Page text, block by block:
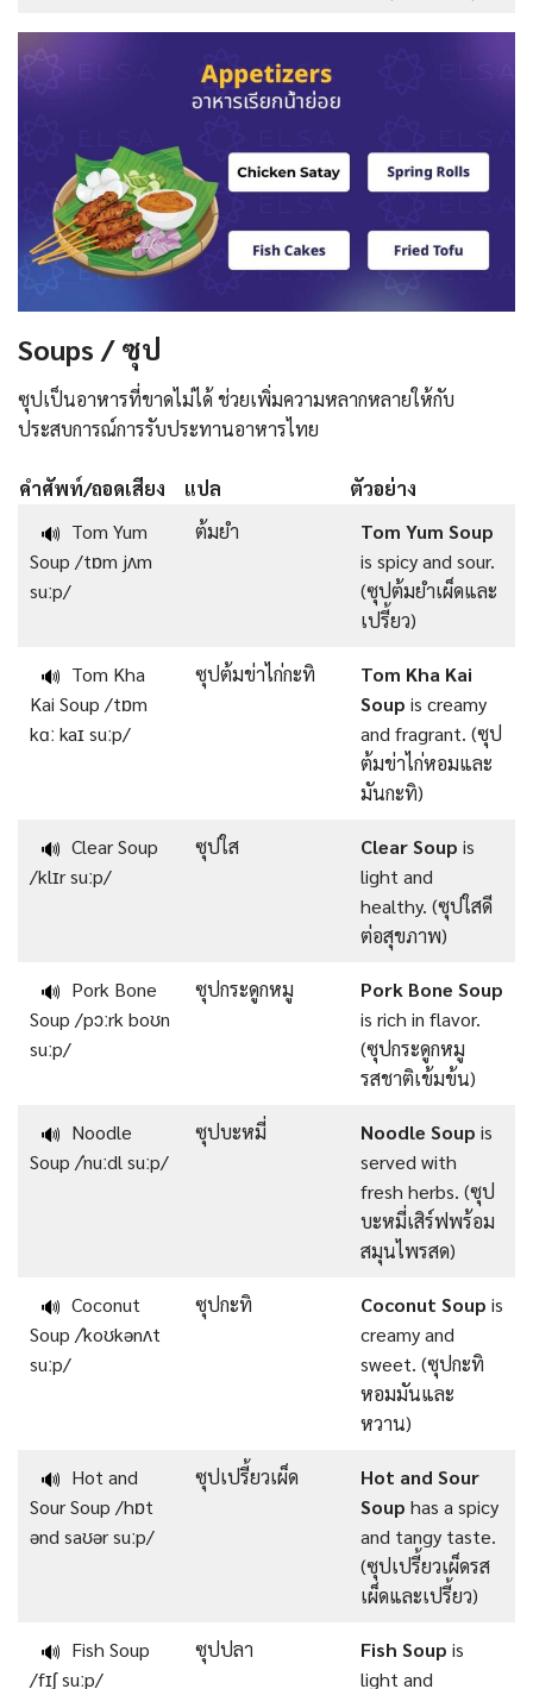
Soups / ซุป
ซุปเป็นอาหารที่ขาดไม่ได้ ช่วยเพิ่มความหลากหลายให้กับ
ประสบการณ์การรับประทานอาหารไทย
คำศัพท์/ถอดเสียง แปล
ตัวอย่าง
🔊 Tom Yum
Soup /tɒm jʌm
suːp/
ต้มยำ
Tom Yum Soup
is spicy and sour.
(ซุปต้มยำเผ็ดและ
เปรี้ยว)
🔊 Tom Kha
Kai Soup /tɒm
kɑː kaɪ suːp/
ซุปต้มข่าไก่กะทิ
Tom Kha Kai
Soup is creamy
and fragrant. (ซุป
ต้มข่าไก่หอมและ
มันกะทิ)
🔊 Clear Soup
/klɪr suːp/
ซุปใส Clear Soup is
light and
healthy. (ซุปใสดี
ต่อสุขภาพ)
🔊 Pork Bone
Soup /pɔːrk boʊn
suːp/
ซุปกระดูกหมู
Pork Bone Soup
is rich in flavor.
(ซุปกระดูกหมู
รสชาติเข้มข้น)
🔊 Noodle
Soup /ˈnuːdl suːp/
ซุปบะหมี่ Noodle Soup is
served with
fresh herbs. (ซุป
บะหมี่เสิร์ฟพร้อม
สมุนไพรสด)
🔊 Coconut
Soup /ˈkoʊkənʌt
suːp/
ซุปกะทิ Coconut Soup is
creamy and
sweet. (ซุปกะทิ
หอมมันและ
หวาน)
🔊 Hot and
Sour Soup /hɒt
ənd saʊər suːp/
ซุปเปรี้ยวเผ็ด
Hot and Sour
Soup has a spicy
and tangy taste.
(ซุปเปรี้ยวเผ็ดรส
เผ็ดและเปรี้ยว)
🔊 Fish Soup
/fɪʃ suːp/
ซุปปลา Fish Soup is
light and